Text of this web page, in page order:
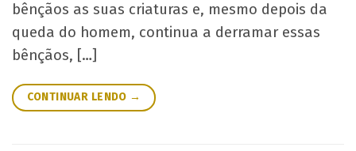
bênçãos as suas criaturas e, mesmo depois da
queda do homem, continua a derramar essas
bênçãos, […]
CONTINUAR LENDO →